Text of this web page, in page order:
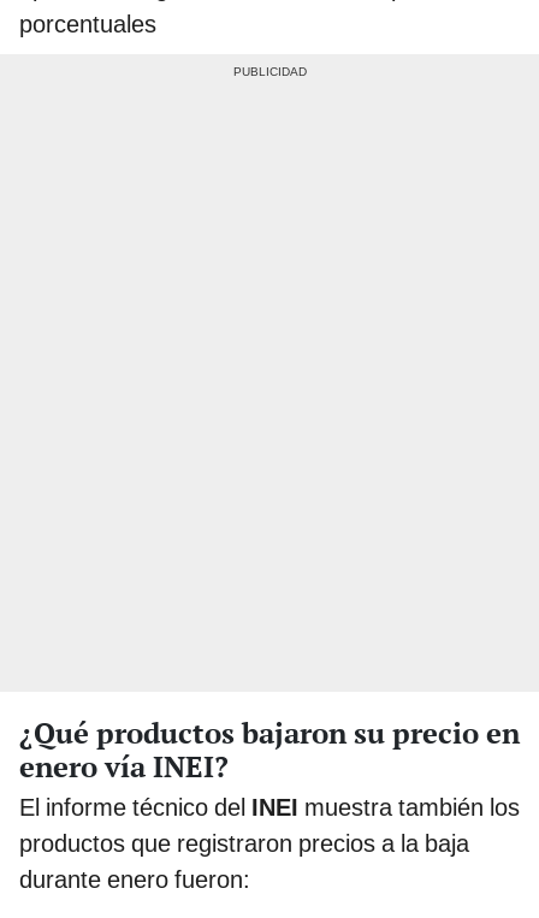
porcentuales
¿Qué productos bajaron su precio en
enero vía INEI?
El informe técnico del INEI muestra también los
productos que registraron precios a la baja
durante enero fueron: